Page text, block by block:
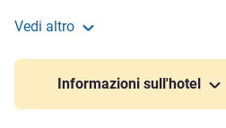
Villemur. Vicino al centro termale
collegano al comprensorio
Mercure Ax-les-Thermes che si
Vedi altro
Informazioni sull'hotel